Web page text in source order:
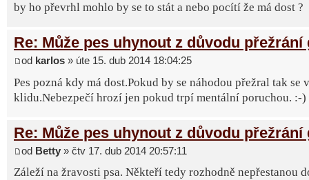
by ho převrhl mohlo by se to stát a nebo pocítí že má dost ?
Re: Může pes uhynout z důvodu přežrání
od karlos » úte 15. dub 2014 18:04:25
Pes pozná kdy má dost.Pokud by se náhodou přežral tak se
klidu.Nebezpečí hrozí jen pokud trpí mentální poruchou. :-)
Re: Může pes uhynout z důvodu přežrání
od Betty » čtv 17. dub 2014 20:57:11
Záleží na žravosti psa. Někteří tedy rozhodně nepřestanou